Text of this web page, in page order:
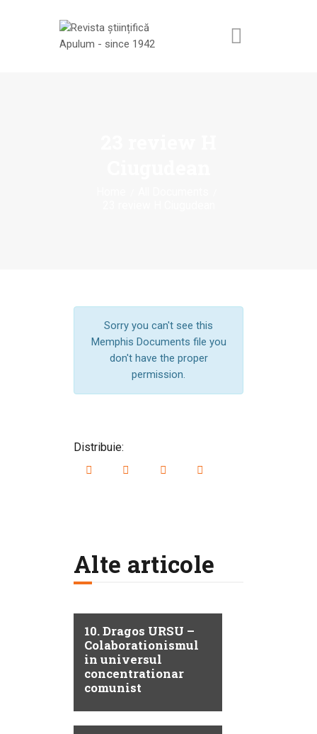
Sorry you can't see this
Memphis Documents file you
don't have the proper
permission.
Distribuie:
Alte articole
10. Dragos URSU –
Colaborationismul
in universul
concentrationar
comunist